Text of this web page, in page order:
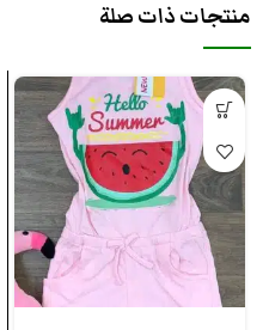
منتجات ذات صلة